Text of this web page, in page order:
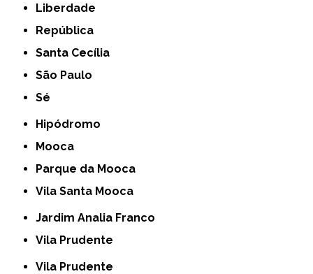
Liberdade
República
Santa Cecília
São Paulo
Sé
Hipódromo
Mooca
Parque da Mooca
Vila Santa Mooca
Jardim Analia Franco
Vila Prudente
Vila Prudente